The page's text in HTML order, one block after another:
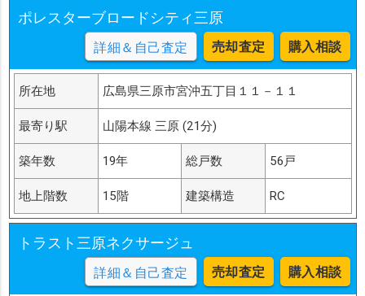
ポレスターブロードシティ三原
詳細＆自己査定 売却査定 購入相談
所在地 広島県三原市宮沖五丁目１１－１１
最寄り駅 山陽本線 三原 (21分)
築年数 19年 総戸数 56戸
地上階数 15階 建築構造 RC
トラスト三原ネクサージュ
詳細＆自己査定 売却査定 購入相談